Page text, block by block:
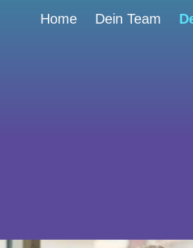
Skip to
Home Dein Team